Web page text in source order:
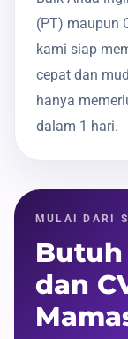
(PT) maupun
kami siap
cepat dan
hanya
dalam 1 hari.
MULAI DARI
Butuh
dan